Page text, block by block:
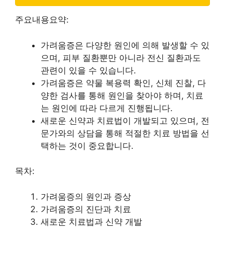
주요내용요약:
가려움증은 다양한 원인에 의해 발생할 수 있
으며, 피부 질환뿐만 아니라 전신 질환과도
관련이 있을 수 있습니다.
가려움증은 약물 복용력 확인, 신체 진찰, 다
양한 검사를 통해 원인을 찾아야 하며, 치료
는 원인에 따라 다르게 진행됩니다.
새로운 신약과 치료법이 개발되고 있으며, 전
문가와의 상담을 통해 적절한 치료 방법을 선
택하는 것이 중요합니다.
목차:
가려움증의 원인과 증상
가려움증의 진단과 치료
새로운 치료법과 신약 개발